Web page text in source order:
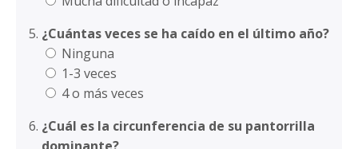
¿Cuántas veces se ha caído en el último año?
Ninguna
1-3 veces
4 o más veces
¿Cuál es la circunferencia de su pantorrilla